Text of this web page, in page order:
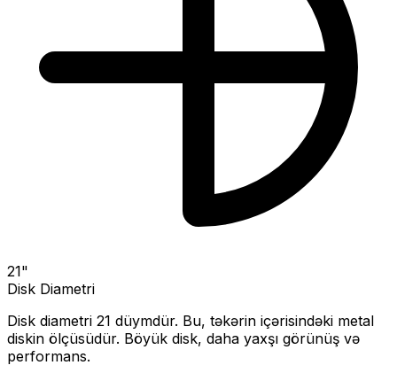
21"
Disk Diametri
Disk diametri 21 düymdür. Bu, təkərin içərisindəki metal
diskin ölçüsüdür. Böyük disk, daha yaxşı görünüş və
performans.